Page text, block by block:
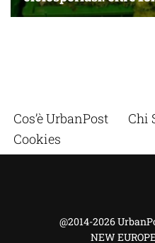
Cos’è UrbanPost Chi
Cookies
@2014-2026
NEW